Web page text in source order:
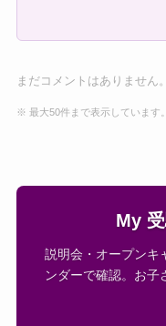
まだコメントはありません。
※ 最大50件まで表示しています。
My
説明会・オープンキ
ンダーで確認。お子